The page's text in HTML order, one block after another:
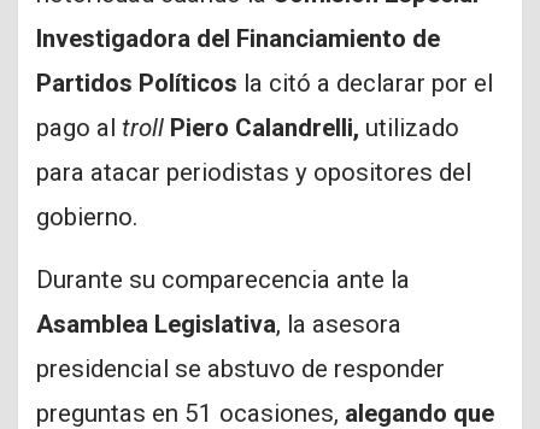
Investigadora del Financiamiento de
Partidos Políticos la citó a declarar por el
pago al troll Piero Calandrelli, utilizado
para atacar periodistas y opositores del
gobierno.
Durante su comparecencia ante la
Asamblea Legislativa, la asesora
presidencial se abstuvo de responder
preguntas en 51 ocasiones, alegando que